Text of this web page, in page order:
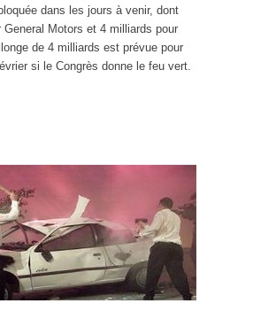
dans les jours à venir, dont
General Motors et 4 milliards pour
de 4 milliards est prévue pour
si le Congrès donne le feu vert.